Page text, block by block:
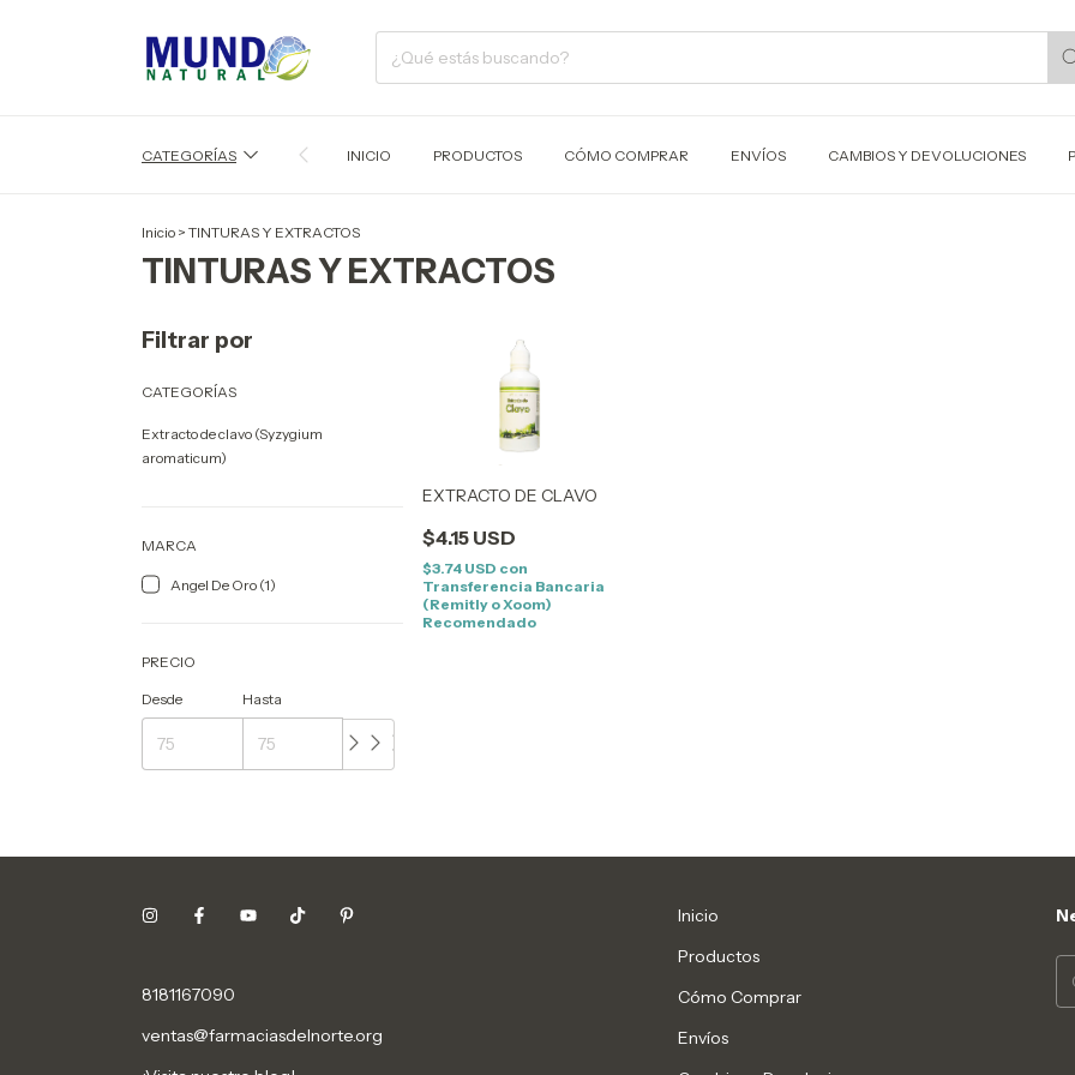
CATEGORÍAS INICIO PRODUCTOS CÓMO COMPRAR ENVÍOS CAMBIOS Y DEVOLUCIONES
Inicio > TINTURAS Y EXTRACTOS
TINTURAS Y EXTRACTOS
Filtrar por
CATEGORÍAS
Extracto de clavo (Syzygium
aromaticum)
MARCA
Angel De Oro (1)
PRECIO
Desde Hasta
EXTRACTO DE CLAVO
$4.15 USD
$3.74 USD con
Transferencia Bancaria
(Remitly o Xoom)
Recomendado
8181167090
ventas@farmaciasdelnorte.org
Inicio
Productos
Cómo Comprar
Envíos